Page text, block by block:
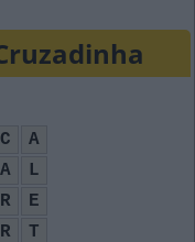
C
A
A
L
R
E
R
T